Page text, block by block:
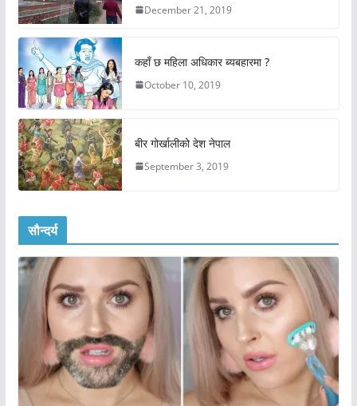
December 21, 2019
कहाँ छ महिला अधिकार ब्यबहारमा ?
October 10, 2019
बीर गोर्खालीको देश नेपाल
September 3, 2019
सौन्दर्य